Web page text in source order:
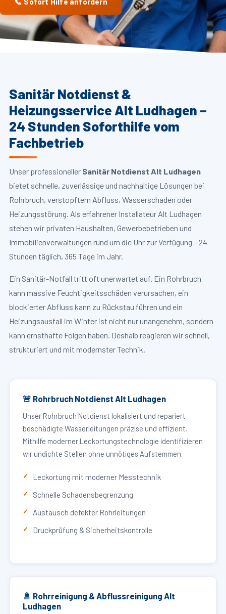
Sanitär Notdienst &
Heizungsservice Alt Ludhagen –
24 Stunden Soforthilfe vom
Fachbetrieb
Unser professioneller Sanitär Notdienst Alt Ludhagen
bietet schnelle, zuverlässige und nachhaltige Lösungen bei
Rohrbruch, verstopftem Abfluss, Wasserschaden oder
Heizungsstörung. Als erfahrener Installateur Alt Ludhagen
stehen wir privaten Haushalten, Gewerbebetrieben und
Immobilienverwaltungen rund um die Uhr zur Verfügung – 24
Stunden täglich, 365 Tage im Jahr.
Ein Sanitär-Notfall tritt oft unerwartet auf. Ein Rohrbruch
kann massive Feuchtigkeitsschäden verursachen, ein
blockierter Abfluss kann zu Rückstau führen und ein
Heizungsausfall im Winter ist nicht nur unangenehm, sondern
kann ernsthafte Folgen haben. Deshalb reagieren wir schnell,
strukturiert und mit modernster Technik.
🚨 Rohrbruch Notdienst Alt Ludhagen
Unser Rohrbruch Notdienst lokalisiert und repariert
beschädigte Wasserleitungen präzise und effizient.
Mithilfe moderner Leckortungstechnologie identifizieren
wir undichte Stellen ohne unnötiges Aufstemmen.
Leckortung mit moderner Messtechnik
Schnelle Schadensbegrenzung
Austausch defekter Rohrleitungen
Druckprüfung & Sicherheitskontrolle
🚿 Rohrreinigung & Abflussreinigung Alt
Ludhagen